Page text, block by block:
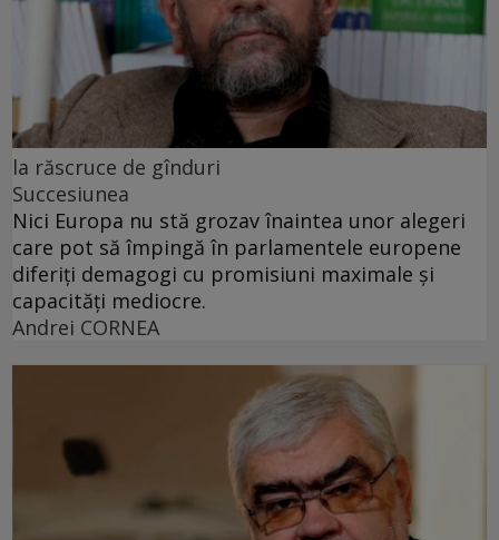
la răscruce de gînduri
Succesiunea
Nici Europa nu stă grozav înaintea unor alegeri
care pot să împingă în parlamentele europene
diferiți demagogi cu promisiuni maximale și
capacități mediocre.
Andrei CORNEA